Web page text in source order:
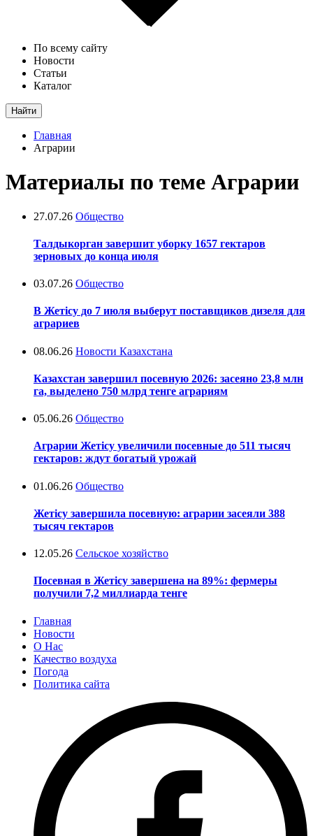
По всему сайту
Новости
Статьи
Каталог
Найти
Главная
Аграрии
Материалы по теме Аграрии
27.07.26 Общество
Талдыкорган завершит уборку 1657 гектаров
зерновых до конца июля
03.07.26 Общество
В Жетісу до 7 июля выберут поставщиков дизеля для
аграриев
08.06.26 Новости Казахстана
Казахстан завершил посевную 2026: засеяно 23,8 млн
га, выделено 750 млрд тенге аграриям
05.06.26 Общество
Аграрии Жетісу увеличили посевные до 511 тысяч
гектаров: ждут богатый урожай
01.06.26 Общество
Жетісу завершила посевную: аграрии засеяли 388
тысяч гектаров
12.05.26 Сельское хозяйство
Посевная в Жетісу завершена на 89%: фермеры
получили 7,2 миллиарда тенге
Главная
Новости
О Нас
Качество воздуха
Погода
Политика сайта